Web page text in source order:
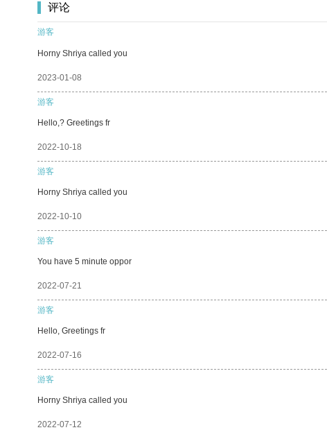
评论
游客
Horny Shriya called you
2023-01-08
游客
Hello,? Greetings fr
2022-10-18
游客
Horny Shriya called you
2022-10-10
游客
You have 5 minute oppor
2022-07-21
游客
Hello, Greetings fr
2022-07-16
游客
Horny Shriya called you
2022-07-12